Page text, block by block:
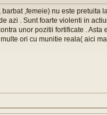
,femeie) nu este pretuita
azi . Sunt foarte violenti in
unor pozitii fortificate . Asta
ori cu munitie reala( aici